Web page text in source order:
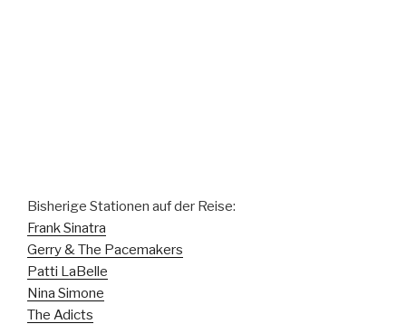
Bisherige Stationen auf der Reise:
Frank Sinatra
Gerry & The Pacemakers
Patti LaBelle
Nina Simone
The Adicts